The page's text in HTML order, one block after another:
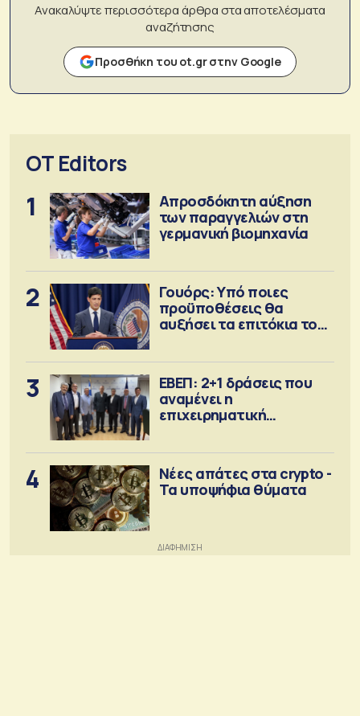
Ανακαλύψτε περισσότερα άρθρα στα αποτελέσματα
αναζήτησης
Προσθήκη του ot.gr στην Google
OT Editors
1
Απροσδόκητη αύξηση
των παραγγελιών στη
γερμανική βιομηχανία
2
Γουόρς: Υπό ποιες
προϋποθέσεις θα
αυξήσει τα επιτόκια τον
3
ΕΒΕΠ: 2+1 δράσεις που
αναμένει η
επιχειρηματική
4
Νέες απάτες στα crypto -
Τα υποψήφια θύματα